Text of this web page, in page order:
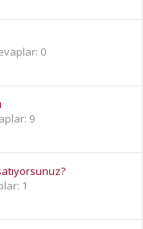
0
9
1